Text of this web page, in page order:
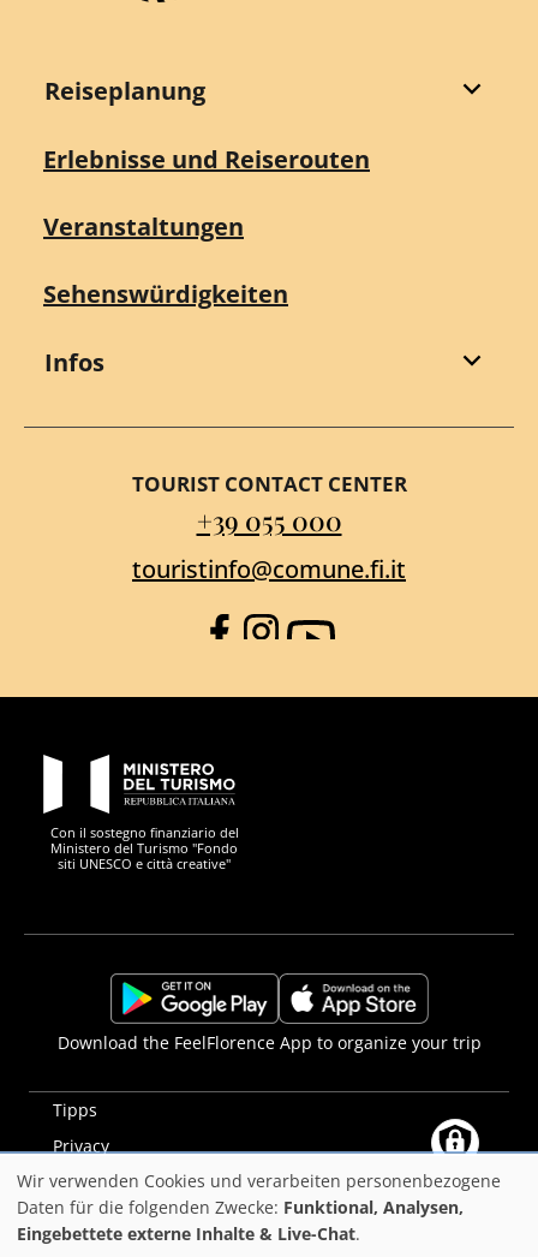
Reiseplanung
Erlebnisse und Reiserouten
Veranstaltungen
Sehenswürdigkeiten
Infos
TOURIST CONTACT CENTER
+39 055 000
touristinfo@comune.fi.it
Facebook
Instagram
YouTube
Con il sostegno finanziario del
Ministero del Turismo "Fondo
siti UNESCO e città creative"
Tipps
Privacy
Erklärung zur Barrierefreiheit
PON Metro
https://play.google.com/store/apps/details?
https://apps.apple.com/it/app/
Download the FeelFlorence App to organize your trip
Verwendung
von
Wir verwenden Cookies und verarbeiten personenbezogene
Daten für die folgenden Zwecke: Funktional, Analysen,
Eingebettete externe Inhalte & Live-Chat.